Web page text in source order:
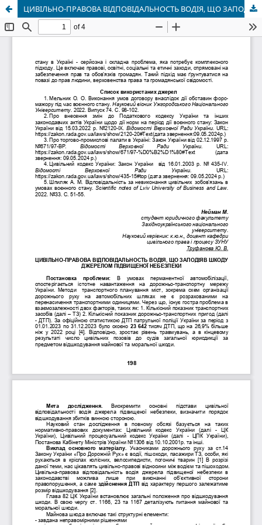
ЦИВІЛЬНО-ПРАВОВА ВІДПОВІДАЛЬНОСТЬ ВОДІЯ, ЩО ЗАПОДІЯВ ШКОДУ ДЖЕРЕЛОМ ПІДВИЩЕНОЇ НЕБЕЗПЕКИ